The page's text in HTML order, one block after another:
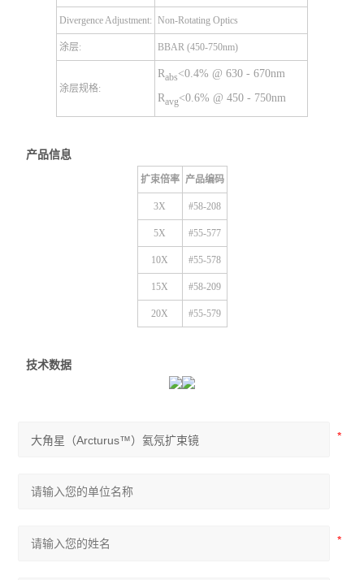
Divergence Adjustment: Non-Rotating Optics
涂层: BBAR (450-750nm)
涂层规格:
Rabs<0.4% @ 630 - 670nm
Ravg<0.6% @ 450 - 750nm
产品信息
扩束倍率 产品编码
3X #58-208
5X #55-577
10X #55-578
15X #58-209
20X #55-579
技术数据